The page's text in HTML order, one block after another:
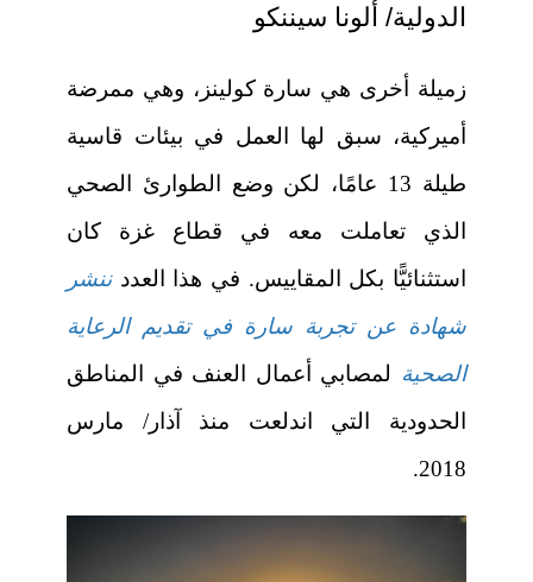
الدولية/ ألونا سيننكو
زميلة أخرى هي سارة كولينز، وهي ممرضة
أميركية، سبق لها العمل في بيئات قاسية
طيلة 13 عامًا، لكن وضع الطوارئ الصحي
الذي تعاملت معه في قطاع غزة كان
استثنائيًّا بكل المقاييس. في هذا العددننشر
شهادة عن تجربة سارة في تقديم الرعاية
الصحية لمصابي أعمال العنف في المناطق
الحدودية التي اندلعت منذ آذار/ مارس
2018.